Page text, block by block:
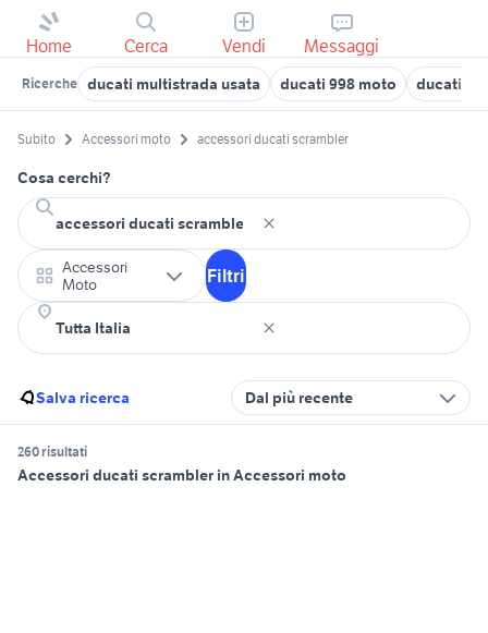
Home Cerca Vendi Messaggi
Ricerche ducati multistrada usata ducati 998 moto ducati 98
Subito Accessori moto accessori ducati scrambler
Cosa cerchi?
Accessori
Moto
Filtri
Salva ricerca Dal più recente
260 risultati
Accessori ducati scrambler in Accessori moto